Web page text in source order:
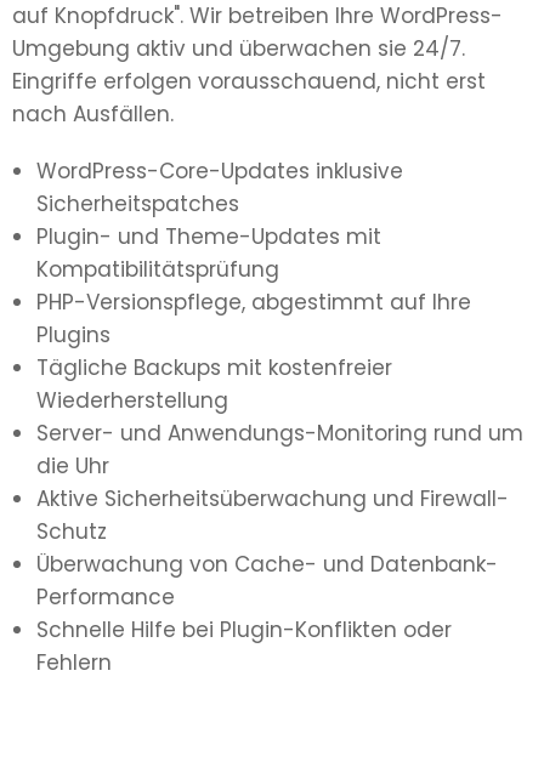
auf Knopfdruck". Wir betreiben Ihre WordPress-
Umgebung aktiv und überwachen sie 24/7.
Eingriffe erfolgen vorausschauend, nicht erst
nach Ausfällen.
WordPress-Core-Updates inklusive
Sicherheitspatches
Plugin- und Theme-Updates mit
Kompatibilitätsprüfung
PHP-Versionspflege, abgestimmt auf Ihre
Plugins
Tägliche Backups mit kostenfreier
Wiederherstellung
Server- und Anwendungs-Monitoring rund um
die Uhr
Aktive Sicherheitsüberwachung und Firewall-
Schutz
Überwachung von Cache- und Datenbank-
Performance
Schnelle Hilfe bei Plugin-Konflikten oder
Fehlern